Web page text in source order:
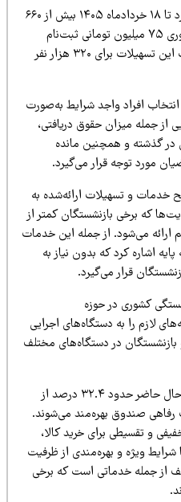
اعلام کرد تا ۱۸ خردادماه ۱۴۰۵ بیش از ۶۶۰
هزار بازنشسته برای دریافت وام ضروری ۷۵ میلیون تومانی ثبت‌نام
کرده‌اند، در حالی که ظرفیت پرداخت این تسهیلات برای ۳۲۰ هزار نفر
افراد واجد شرایط به‌صورت
میزان حقوق دریافتی،
و همچنین مانده
توجه قرار می‌گیرد.
و تسهیلات ارائه‌شده به
برخی بازنشستگان کمتر از
می‌شود. از جمله این خدمات
کرد که بدون نیاز به
قرار می‌گیرد.
در حوزه
را به دستگاه‌های اجرایی
در دستگاه‌های مختلف
این صندوق همچنین اعلام کرد در حال حاضر حدود ۳۲.۴ درصد از
صندوق بهره‌مند می‌شوند.
برای خرید کالا،
ویژه و بهره‌مندی از ظرفیت
خدماتی است که برخی